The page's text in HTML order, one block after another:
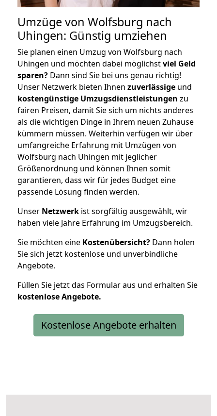
Umzüge von Wolfsburg nach
Uhingen: Günstig umziehen
Sie planen einen Umzug von Wolfsburg nach
Uhingen und möchten dabei möglichstviel Geld
sparen? Dann sind Sie bei uns genau richtig!
Unser Netzwerk bieten Ihnen zuverlässige und
kostengünstige Umzugsdienstleistungen zu
fairen Preisen, damit Sie sich um nichts anderes
als die wichtigen Dinge in Ihrem neuen Zuhause
kümmern müssen. Weiterhin verfügen wir über
umfangreiche Erfahrung mit Umzügen von
Wolfsburg nach Uhingen mit jeglicher
Größenordnung und können Ihnen somit
garantieren, dass wir für jedes Budget eine
passende Lösung finden werden.
Unser Netzwerk ist sorgfältig ausgewählt, wir
haben viele Jahre Erfahrung im Umzugsbereich.
Sie möchten eine Kostenübersicht? Dann holen
Sie sich jetzt kostenlose und unverbindliche
Angebote.
Füllen Sie jetzt das Formular aus und erhalten Sie
kostenloseAngebote.
Kostenlose Angebote erhalten